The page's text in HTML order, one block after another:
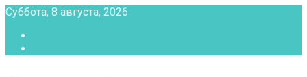
Суббота, 8 августа, 2026